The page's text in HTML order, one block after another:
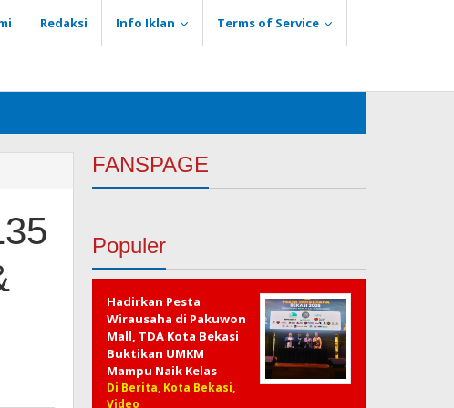
Redaksi Info Iklan Terms of Service
FANSPAGE
Populer
Hadirkan Pesta
Wirausaha di Pakuwon
Mall, TDA Kota Bekasi
Buktikan UMKM
Mampu Naik Kelas
Di Berita, Kota Bekasi,
Video